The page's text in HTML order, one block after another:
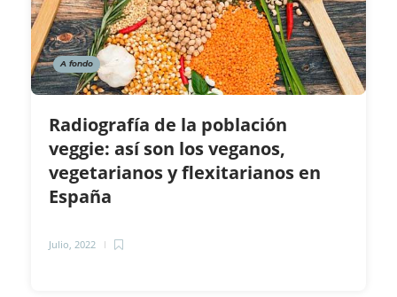
A fondo
Radiografía de la población
veggie: así son los veganos,
vegetarianos y flexitarianos en
España
Julio, 2022